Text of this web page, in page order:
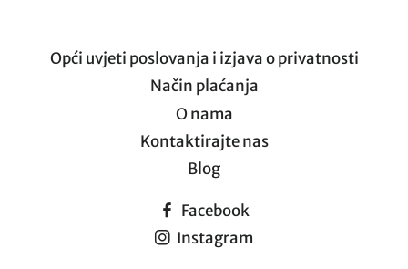
Opći uvjeti poslovanja i izjava o privatnosti
Način plaćanja
O nama
Kontaktirajte nas
Blog
Facebook
Instagram